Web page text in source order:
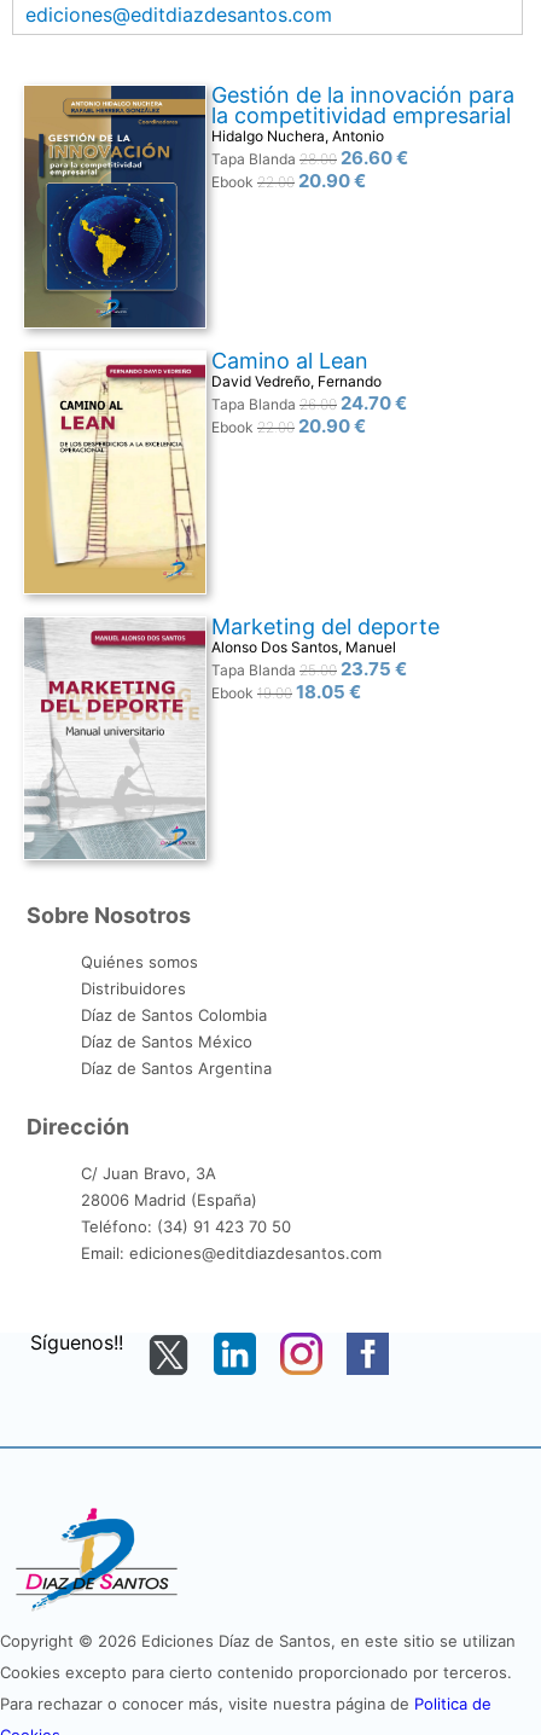
ediciones@editdiazdesantos.com
Gestión de la innovación para
la competitividad empresarial
Hidalgo Nuchera, Antonio
Tapa Blanda 28.00 26.60 €
Ebook 22.00 20.90 €
Camino al Lean
David Vedreño, Fernando
Tapa Blanda 26.00 24.70 €
Ebook 22.00 20.90 €
Marketing del deporte
Alonso Dos Santos, Manuel
Tapa Blanda 25.00 23.75 €
Ebook 19.00 18.05 €
Sobre Nosotros
Quiénes somos
Distribuidores
Díaz de Santos Colombia
Díaz de Santos México
Díaz de Santos Argentina
Dirección
C/ Juan Bravo, 3A
28006 Madrid (España)
Teléfono: (34) 91 423 70 50
Email: ediciones@editdiazdesantos.com
Síguenos!!
Copyright © 2026 Ediciones Díaz de Santos, en este sitio se utilizan
Cookies excepto para cierto contenido proporcionado por terceros.
Para rechazar o conocer más, visite nuestra página de Politica de